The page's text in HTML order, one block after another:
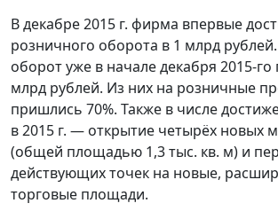
В декабре 2015 г. фирма впервые
розничного оборота в 1 млрд
оборот уже в начале декабря 2015-
млрд рублей. Из них на розничные
пришлись 70%. Также в числе
в 2015 г. — открытие четырёх новых
(общей площадью 1,3 тыс. кв. м) и
действующих точек на новые,
торговые площади.